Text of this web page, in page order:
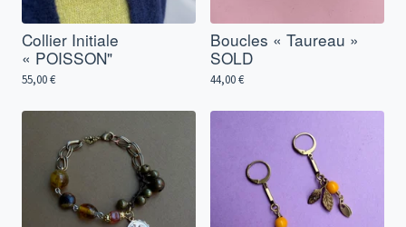
Collier Initiale
« POISSON"
55,00€
Boucles « Taureau »
SOLD
44,00€